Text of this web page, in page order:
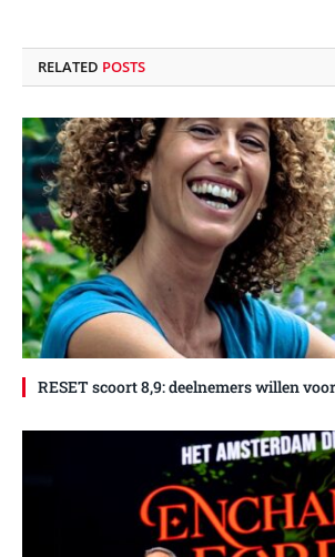
RELATED POSTS
RESET scoort 8,9: deelnemers willen